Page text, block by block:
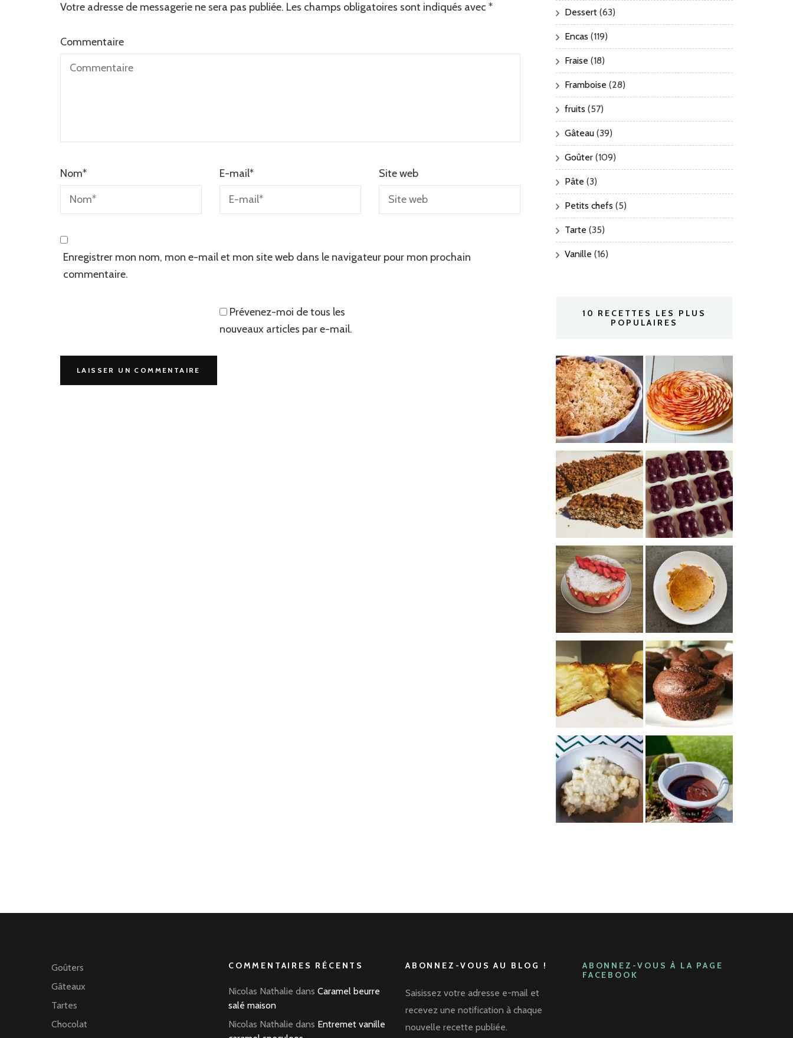
Votre adresse de messagerie ne sera pas publiée. Les champs obligatoires sont indiqués avec *
Commentaire
Nom* E-mail* Site web
Enregistrer mon nom, mon e-mail et mon site web dans le navigateur pour mon prochain
commentaire.
Prévenez-moi de tous les
nouveaux articles par e-mail.
Dessert (63)
Encas (119)
Fraise (18)
Framboise (28)
fruits (57)
Gâteau (39)
Goûter (109)
Pâte (3)
Petits chefs (5)
Tarte (35)
Vanille (16)
10 RECETTES LES PLUS
POPULAIRES
Goûters
Gâteaux
Tartes
Chocolat
COMMENTAIRES RÉCENTS
Nicolas Nathalie dans Caramel beurre
salé maison
Nicolas Nathalie dans Entremet vanille
ABONNEZ-VOUS AU BLOG !
Saisissez votre adresse e-mail et
recevez une notification à chaque
nouvelle recette publiée.
ABONNEZ-VOUS À LA PAGE
FACEBOOK